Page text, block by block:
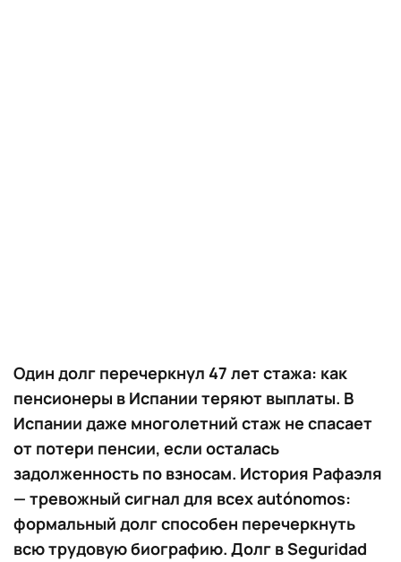
Один долг перечеркнул 47 лет стажа: как
пенсионеры в Испании теряют выплаты. В
Испании даже многолетний стаж не спасает
от потери пенсии, если осталась
задолженность по взносам. История Рафаэля
— тревожный сигнал для всех autónomos:
формальный долг способен перечеркнуть
всю трудовую биографию. Долг в Seguridad